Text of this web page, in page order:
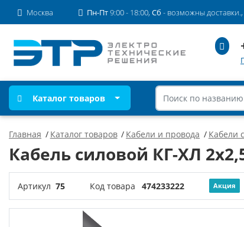
Москва Пн-Пт9:00 - 18:00, Сб - возможны доставки.,
Каталог товаров
Главная Каталог товаров Кабели и провода Кабели
Кабель силовой КГ-ХЛ
Артикул 75 Код товара 474233222 Акция